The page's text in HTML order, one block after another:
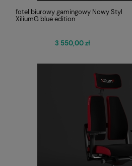
fotel biurowy gamingowy Nowy Styl
XiliumG blue edition
3 550,00 zł